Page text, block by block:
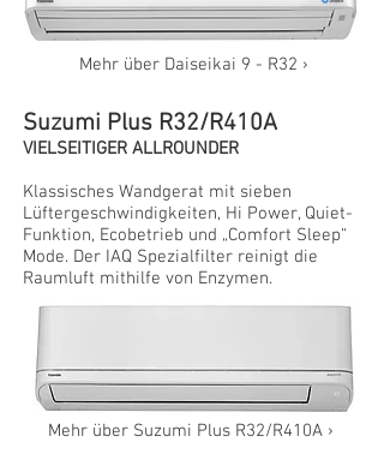
Mehr über Daiseikai 9 - R32 ›
Suzumi Plus R32/R410A
VIELSEITIGER ALLROUNDER
Klassisches Wandgerat mit sieben
Lüftergeschwindigkeiten, Hi Power, Quiet-
Funktion, Ecobetrieb und „Comfort Sleep“
Mode. Der IAQ Spezialfilter reinigt die
Raumluft mithilfe von Enzymen.
Mehr über Suzumi Plus R32/R410A ›